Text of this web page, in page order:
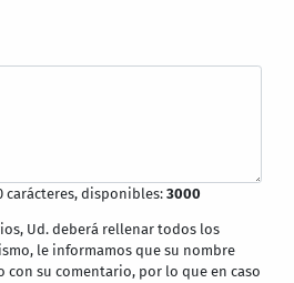
carácteres, disponibles:3000
Ud. deberá rellenar todos los
le informamos que su nombre
su comentario, por lo que en caso